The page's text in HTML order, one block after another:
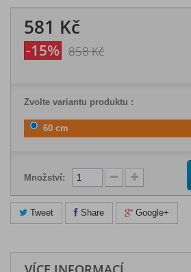
581 Kč
-15% 858 Kč
Zvolte variantu produktu :
60 cm
Množství:
Tweet Share Google+